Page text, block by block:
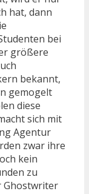
hat, dann
bei
größere
bekannt,
gemogelt
diese
sich mit
Agentur
zwar ihre
kein
zu
Ghostwriter